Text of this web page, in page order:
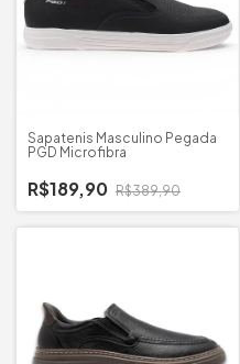
Sapatenis Masculino Pegada
PGD Microfibra
R$189,90 R$389,90